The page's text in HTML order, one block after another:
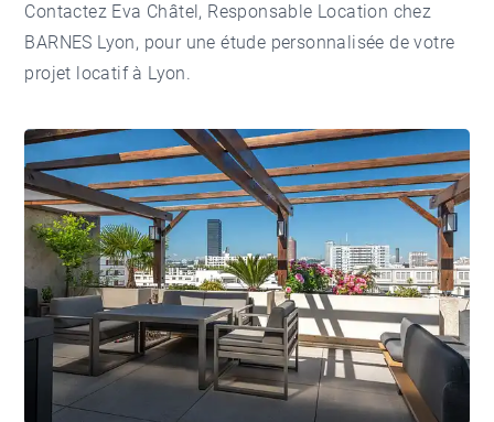
Contactez Eva Châtel, Responsable Location chez
BARNES Lyon, pour une étude personnalisée de votre
projet locatif à Lyon.